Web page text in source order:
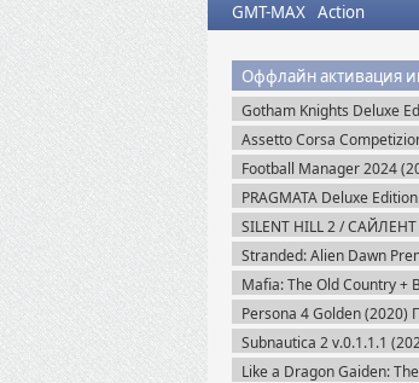
GMT-MAX Action
Оффлайн активация
Gotham Knights Deluxe
Все DLC (2022) Пиратка
Assetto Corsa
v.1.10.3 + Все DLC
Football Manager 2024
Steam-Rip
PRAGMATA Deluxe
Пиратка
SILENT HILL 2 /
Remake на ПК / PC v.1.07
Пиратка
Stranded: Alien Dawn
Edition + Все DLC (2023)
Mafia: The Old Country +
(2025) Пиратка
Persona 4 Golden (2020)
Subnautica 2 v.0.1.1.1
Пиратка
Like a Dragon Gaiden: